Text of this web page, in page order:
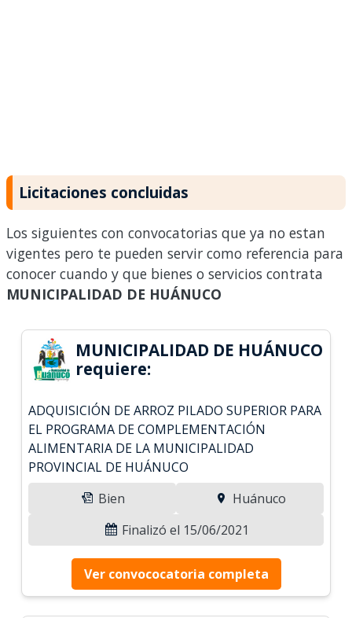
Licitaciones concluidas
Los siguientes con convocatorias que ya no estan
vigentes pero te pueden servir como referencia para
conocer cuando y que bienes o servicios contrata
MUNICIPALIDAD DE HUÁNUCO
MUNICIPALIDAD DE HUÁNUCO
requiere:
ADQUISICIÓN DE ARROZ PILADO SUPERIOR PARA
EL PROGRAMA DE COMPLEMENTACIÓN
ALIMENTARIA DE LA MUNICIPALIDAD
PROVINCIAL DE HUÁNUCO
Bien
Huánuco
Finalizó el 15/06/2021
Ver convococatoria completa